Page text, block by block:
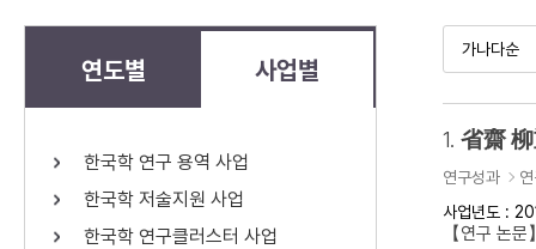
근대
검색 연산자 사용안내
연산자
연도별 사업별
한국학 연구 용역 사업
한국학 저술지원 사업
한국학 연구클러스터 사업
1. 省齋
연구성과
사업년도 :
【연구 논